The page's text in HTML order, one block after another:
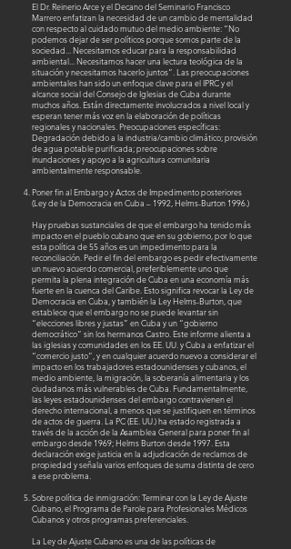
El Dr. Reinerio Arce y el Decano del Seminario Francisco
Marrero enfatizan la necesidad de un cambio de mentalidad
con respecto al cuidado mutuo del medio ambiente: “No
podemos dejar de ser políticos porque somos parte de la
sociedad... Necesitamos educar para la responsabilidad
ambiental... Necesitamos hacer una lectura teológica de la
situación y necesitamos hacerlo juntos”. Las preocupaciones
ambientales han sido un enfoque clave para el IPRC y el
alcance social del Consejo de Iglesias de Cuba durante
muchos años. Están directamente involucrados a nivel local y
esperan tener más voz en la elaboración de políticas
regionales y nacionales. Preocupaciones específicas:
Degradación debido a la industria/cambio climático; provisión
de agua potable purificada; preocupaciones sobre
inundaciones y apoyo a la agricultura comunitaria
ambientalmente responsable.
Poner fin al Embargo y Actos de Impedimento posteriores
(Ley de la Democracia en Cuba – 1992, Helms-Burton 1996.)
Hay pruebas sustanciales de que el embargo ha tenido más
impacto en el pueblo cubano que en su gobierno, por lo que
esta política de 55 años es un impedimento para la
reconciliación. Pedir el fin del embargo es pedir efectivamente
un nuevo acuerdo comercial, preferiblemente uno que
permita la plena integración de Cuba en una economía más
fuerte en la cuenca del Caribe. Esto significa revocar la Ley de
Democracia en Cuba, y también la Ley Helms-Burton, que
establece que el embargo no se puede levantar sin
“elecciones libres y justas” en Cuba y un “gobierno
democrático” sin los hermanos Castro. Este informe alienta a
las iglesias y comunidades en los EE. UU. y Cuba a enfatizar el
“comercio justo”, y en cualquier acuerdo nuevo a considerar el
impacto en los trabajadores estadounidenses y cubanos, el
medio ambiente, la migración, la soberanía alimentaria y los
ciudadanos más vulnerables de Cuba. Fundamentalmente,
las leyes estadounidenses del embargo contravienen el
derecho internacional, a menos que se justifiquen en términos
de actos de guerra. La PC (EE. UU.) ha estado registrada a
través de la acción de la Asamblea General para poner fin al
embargo desde 1969; Helms Burton desde 1997. Esta
declaración exige justicia en la adjudicación de reclamos de
propiedad y señala varios enfoques de suma distinta de cero
a ese problema.
Sobre política de inmigración: Terminar con la Ley de Ajuste
Cubano, el Programa de Parole para Profesionales Médicos
Cubanos y otros programas preferenciales.
La Ley de Ajuste Cubano es una de las políticas de